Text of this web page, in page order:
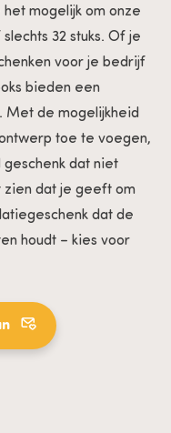
mogelijk om onze
32 stuks. Of je
voor je bedrijf
bieden een
Met de mogelijkheid
toe te voegen,
dat niet
zien dat je geeft om
dat de
houdt – kies voor